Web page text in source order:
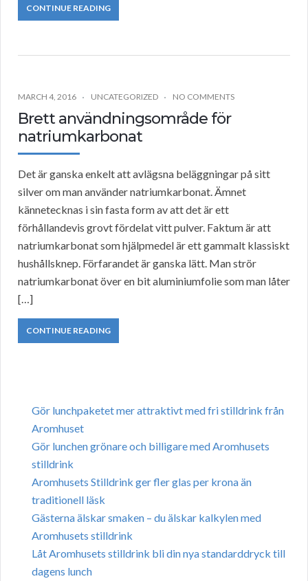
CONTINUE READING
MARCH 4, 2016 UNCATEGORIZED NO COMMENTS
Brett användningsområde för
natriumkarbonat
Det är ganska enkelt att avlägsna beläggningar på sitt
silver om man använder natriumkarbonat. Ämnet
kännetecknas i sin fasta form av att det är ett
förhållandevis grovt fördelat vitt pulver. Faktum är att
natriumkarbonat som hjälpmedel är ett gammalt klassiskt
hushållsknep. Förfarandet är ganska lätt. Man strör
natriumkarbonat över en bit aluminiumfolie som man låter
[…]
CONTINUE READING
Gör lunchpaketet mer attraktivt med fri stilldrink från
Aromhuset
Gör lunchen grönare och billigare med Aromhusets
stilldrink
Aromhusets Stilldrink ger fler glas per krona än
traditionell läsk
Gästerna älskar smaken – du älskar kalkylen med
Aromhusets stilldrink
Låt Aromhusets stilldrink bli din nya standarddryck till
dagens lunch